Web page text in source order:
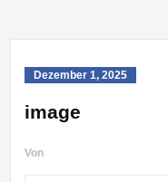
Dezember 1, 2025
image
Von